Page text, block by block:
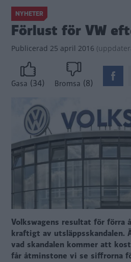
NYHETER
Förlust för VW
Publicerad 25 april 2016 (
Gasa (34) Bromsa (8)
Volkswagens resultat för förra
kraftigt av utsläppsskandalen.
vad skandalen kommer att
får åtminstone vi se siffrorna